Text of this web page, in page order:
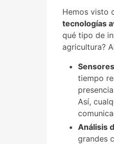
Hemos visto
tecnologías
qué tipo de
agricultura?
tiempo
Así,
Análisis
grandes